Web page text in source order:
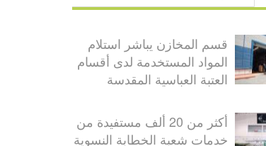
قسم المخازن يباشر استلام
المواد المستخدمة لدى أقسام
العتبة العباسية المقدسة
أكثر من 20 ألف مستفيدة من
خدمات شعبة الخطابة النسوية